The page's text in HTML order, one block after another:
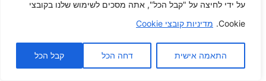
על ידי לחיצה על "קבל הכל", אתה מסכים לשימוש שלנו בקובצי
Cookie. מדיניות קובצי Cookie
התאמה אישית דחה הכל קבל הכל
היסודות ולעומק המים.
אור מעשה ידי אדם הוא אור שנוצר ממקור אחר
למעט השמש. ישנם כל הסוגים של משאבים אור